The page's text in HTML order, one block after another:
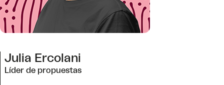
Julia Ercolani
Líder de propuestas